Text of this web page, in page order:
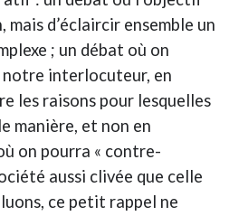
mais d’éclaircir ensemble un
; un débat où on
interlocuteur, en
les raisons pour lesquelles
manière, et non en
on pourra « contre-
aussi clivée que celle
ce petit rappel ne